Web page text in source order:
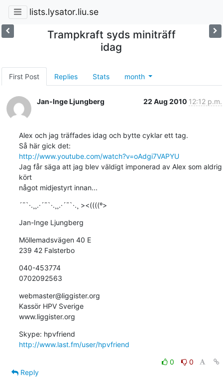
lists.lysator.liu.se
Trampkraft syds miniträff
idag
First Post Replies Stats month
Jan-Inge Ljungberg 22 Aug 2010 12:12 p.m.
Alex och jag träffades idag och bytte cyklar ett tag.
http://www.youtube.com/watch?v=oAdgi7VAPYU
Jag får säga att jag blev väldigt imponerad av Alex som aldrig
kört
något midjestyrt innan...
´¯`·.¸¸.·´¯`·.¸¸.·´¯`·.¸ ><((((º>
Jan-Inge Ljungberg
Möllemadsvägen 40 E
239 42 Falsterbo
040-453774
0702092563
webmaster@liggister.org
Kassör HPV Sverige
www.liggister.org
http://www.last.fm/user/hpvfriend
0
0
Reply